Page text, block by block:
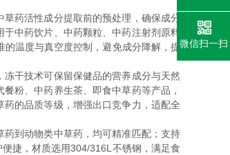
药活性成分提取前的预处理，确保成分
中药饮片、中药颗粒、中药注射剂原料
温度与真空度控制，避免成分降解，提
干技术可保留保健品的营养成分与天然
粉、中药养生茶、即食中草药等产品，
的品质等级，增强出口竞争力，适配全
到动物类中草药，均可精准匹配；支持
捷，材质选用304/316L不锈钢，满足食
微信扫一扫